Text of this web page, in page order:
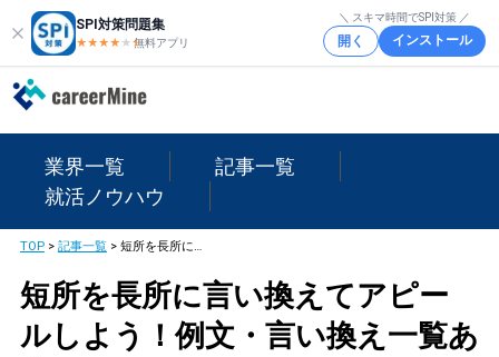
SPI対策問題集
★★★★ ★★
無料アプリ
＼ スキマ時間でSPI対策 ／
開く インストール
業界一覧
記事一覧
就活ノウハウ
TOP> 記事一覧> 短所を長所に言い換えてアピールしよう！例文・言い換え一覧あり
短所を長所に言い換えてアピー
ルしよう！例文・言い換え一覧あ